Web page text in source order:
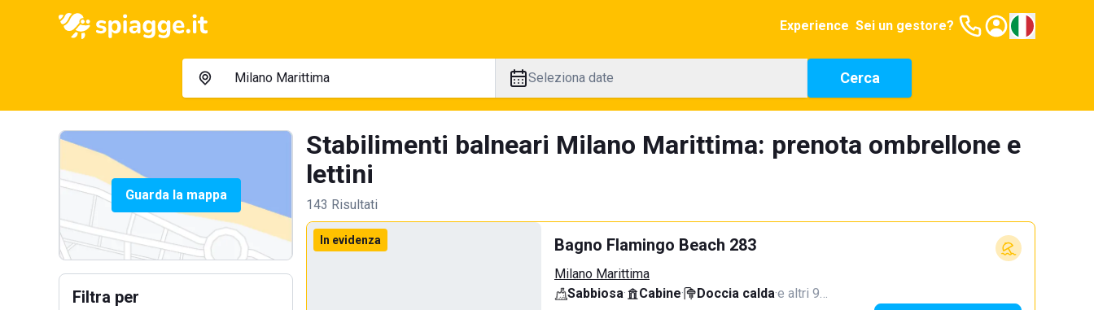
Experience Sei un gestore?
Seleziona date Cerca
Guarda la mappa
Filtra per
Stabilimenti balneari Milano Marittima: prenota ombrellone e
lettini
143 Risultati
In evidenza Bagno Flamingo Beach 283
Milano Marittima
Sabbiosa· Cabine· Doccia calda·e altri 9…